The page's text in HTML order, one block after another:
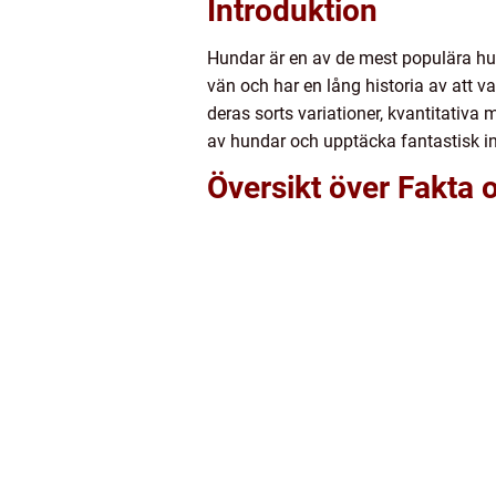
Introduktion
Hundar är en av de mest populära
vän och har en lång historia av att
deras sorts variationer, kvantitativa
av hundar och upptäcka fantastisk
Översikt över Fakta